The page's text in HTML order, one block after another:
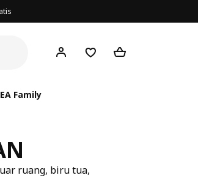
Family
ruang, biru tua,